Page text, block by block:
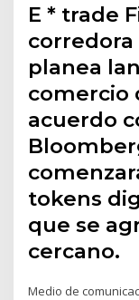
E * trade
corredora
planea
comercio
acuerdo
tokens
que se
cercano.
Medio de